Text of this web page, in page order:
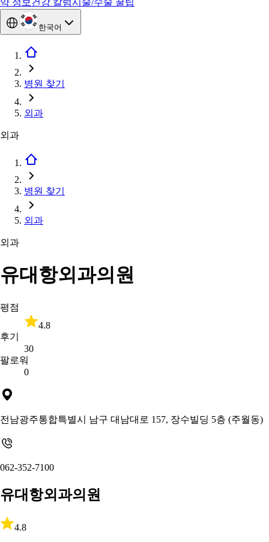
약 정보 건강 칼럼시술/수술 꿀팁
한국어
병원 찾기
외과
외과
병원 찾기
외과
외과
유대항외과의원
평점
4.8
후기
30
팔로워
0
전남광주통합특별시 남구 대남대로 157, 장수빌딩 5층 (주월동)
062-352-7100
유대항외과의원
4.8